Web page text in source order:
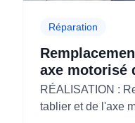
Réparation
axe motorisé
pour
(95)
RÉALISATION :
tablier et de l'axe